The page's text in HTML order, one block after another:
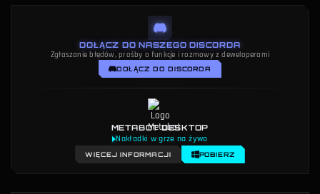
DOŁĄCZ DO NASZEGO DISCORDA
Zgłaszanie błędów, prośby o funkcje i rozmowy z deweloperami
DOŁĄCZ DO DISCORDA
METABOT DESKTOP
Nakładki w grze na żywo
WIĘCEJ INFORMACJI POBIERZ